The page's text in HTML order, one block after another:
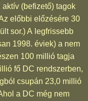
(befizető) tagok
előbbi előzésére 30
sor.) A legfrissebb
1998. éviek) a nem
100 millió tagja
fő DC rendszerben,
csupán 23,0 millió
a DC még nem